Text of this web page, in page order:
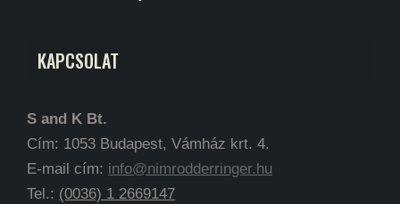
KAPCSOLAT
S and K Bt.
Cím: 1053 Budapest, Vámház krt. 4.
E-mail cím: info@nimrodderringer.hu
Tel.: (0036) 1 2669147